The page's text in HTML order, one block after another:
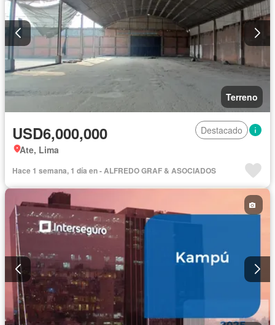
Terreno
USD6,000,000
Destacado
Ate, Lima
Hace 1 semana, 1 día en - ALFREDO GRAF & ASOCIADOS